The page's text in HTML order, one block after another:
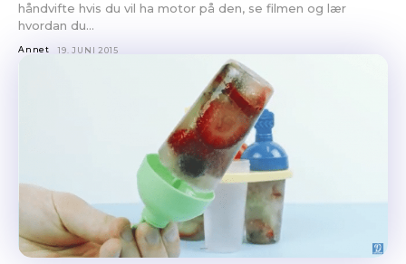
håndvifte hvis du vil ha motor på den, se filmen og lær
hvordan du...
Annet 19. JUNI 2015